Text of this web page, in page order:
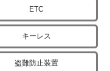
ETC
キーレス
盗難防止装置